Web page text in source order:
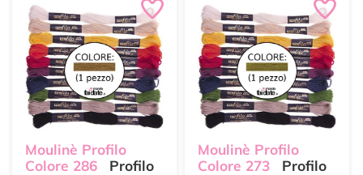
Moulinè Profilo
Colore 286
Profilo
Moulinè Profilo
Colore 273
Profilo